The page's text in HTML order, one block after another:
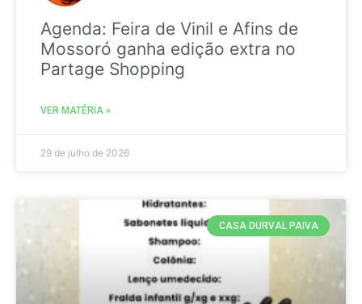
Agenda: Feira de Vinil e Afins de
Mossoró ganha edição extra no
Partage Shopping
VER MATÉRIA »
29 de julho de 2026
CASA DURVAL PAIVA